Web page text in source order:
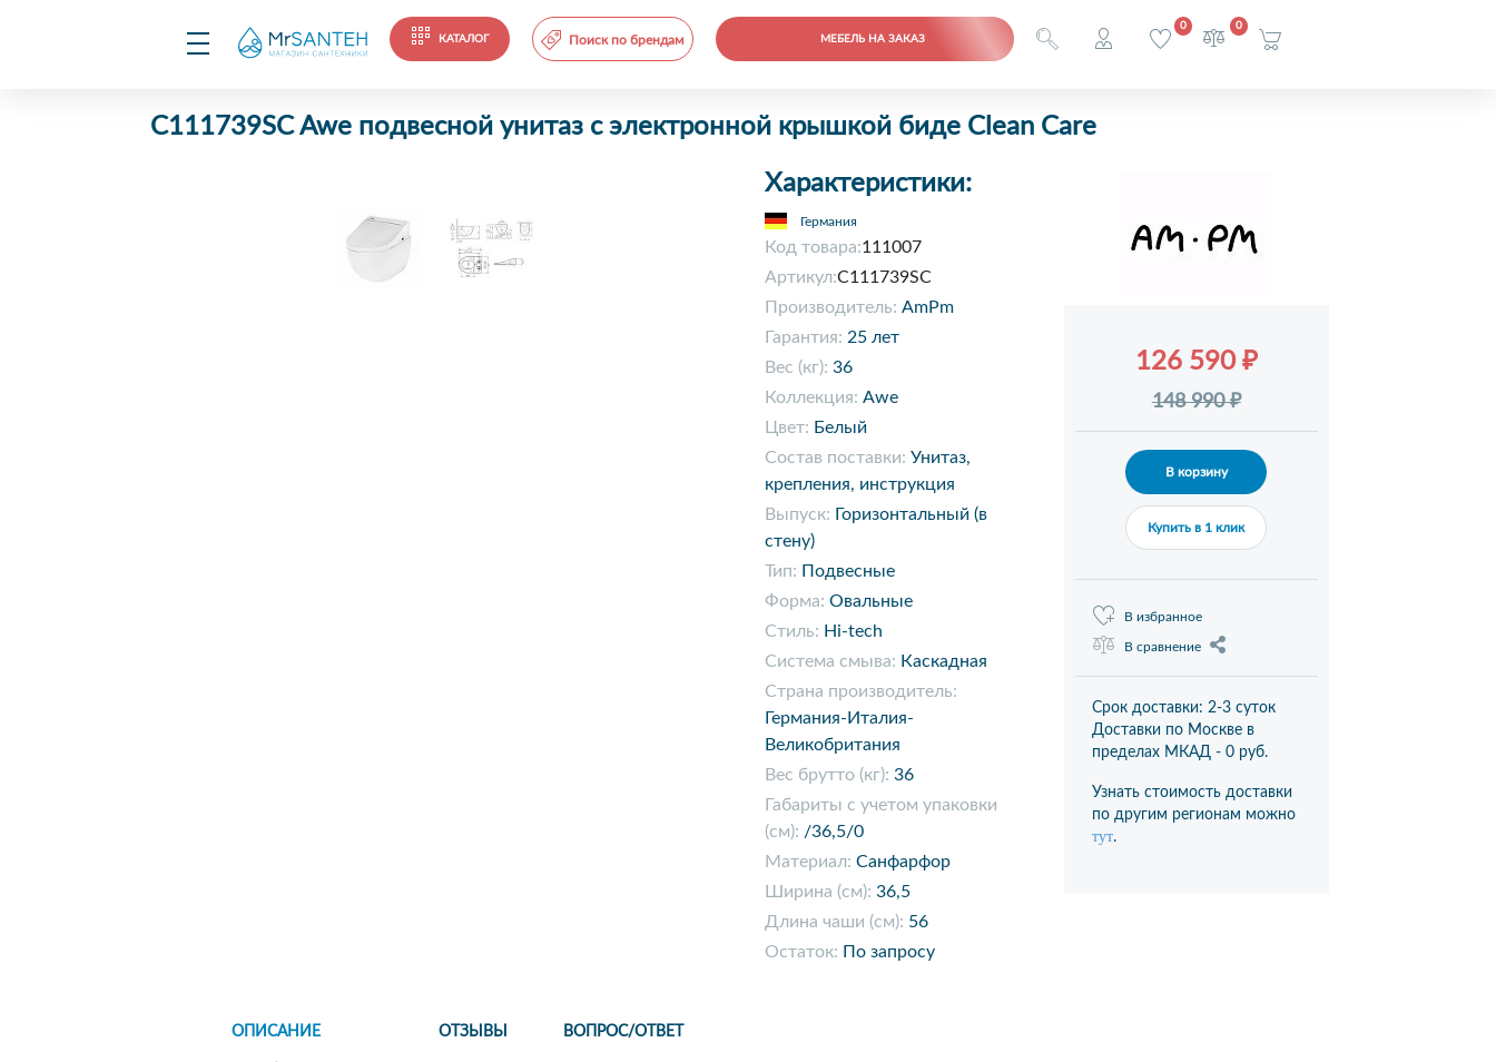
КАТАЛОГ Поиск по брендам МЕБЕЛЬ НА ЗАКАЗ
0 0
C111739SC Awe подвесной унитаз с электронной крышкой биде Clean Care
Характеристики:
Германия
Код товара:111007
Артикул:C111739SC
Производитель: AmPm
Гарантия: 25 лет
Вес (кг): 36
Коллекция: Awe
Цвет: Белый
Состав поставки: Унитаз,
крепления, инструкция
Выпуск: Горизонтальный (в
стену)
Тип: Подвесные
Форма: Овальные
Стиль: Hi-tech
Система смыва: Каскадная
Страна производитель:
Германия-Италия-
Великобритания
Вес брутто (кг): 36
Габариты с учетом упаковки
(см): /36,5/0
Материал: Санфарфор
Ширина (см): 36,5
Длина чаши (см): 56
Остаток: По запросу
126 590 ₽
148 990 ₽
В корзину
Купить в 1 клик
В избранное
В сравнение
Срок доставки: 2-3 суток
Доставки по Москве в
пределах МКАД - 0 руб.
Узнать стоимость доставки
по другим регионам можно
тут.
ОПИСАНИЕ ОТЗЫВЫ ВОПРОС/ОТВЕТ